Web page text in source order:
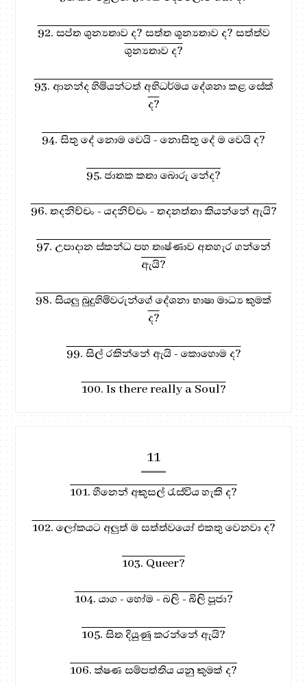
92. සප්ත ශුන්‍යතාව ද? සත්ත ශූන්‍යතාව ද? සත්ත්ව
ශුන්‍යතාව ද?
93. ආනන්ද හිමියන්ටත් අභිධර්මය දේශනා කළ සේක්
ද?
94. සිතු දේ නොම වෙයි - නොසිතු දේ ම වෙයි ද?
95. ජාතක කතා බොරු නේද?
96. තදනිච්චං - යදනිච්චං - තදනත්තා කියන්නේ ඇයි?
97. උපාදාන ස්කන්ධ පහ තෘෂ්ණාව අතහැර ගන්නේ
ඇයි?
98. සියලු බුදුහිමිවරුන්ගේ දේශනා භාෂා මාධ්‍ය කුමක්
ද?
99. සිල් රකින්නේ ඇයි - කොහොම ද?
100. Is there really a Soul?
11
101. හීනෙන් අකුසල් රැස්විය හැකි ද?
102. ලෝකයට අලුත් ම සත්ත්වයෝ එකතු වෙනවා ද?
103. Queer?
104. යාග - හෝම - බලි - බිලි පූජා?
105. සිත දියුණු කරන්නේ ඇයි?
106. ක්ෂණ සම්පත්තිය යනු කුමක් ද?